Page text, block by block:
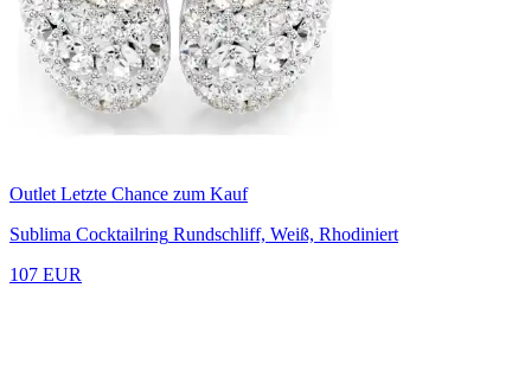
Outlet Letzte Chance zum Kauf
Sublima Cocktailring Rundschliff, Weiß, Rhodiniert
107 EUR